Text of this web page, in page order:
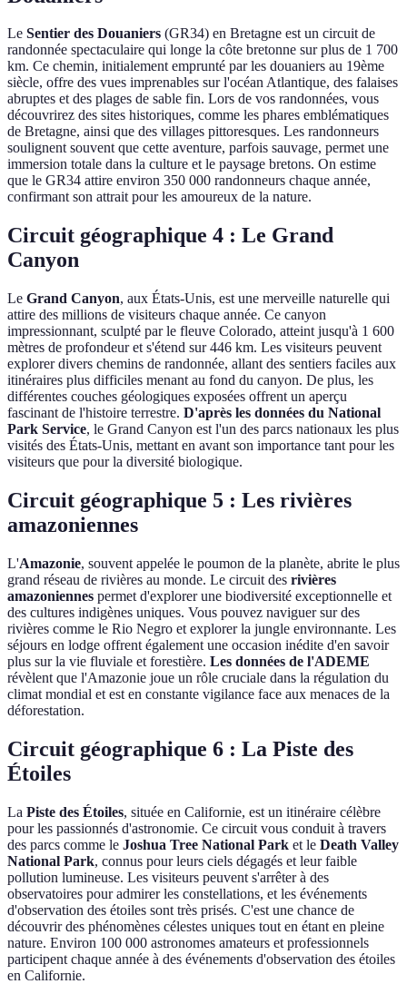
Le Sentier des Douaniers (GR34) en Bretagne est un circuit de
randonnée spectaculaire qui longe la côte bretonne sur plus de 1 700
km. Ce chemin, initialement emprunté par les douaniers au 19ème
siècle, offre des vues imprenables sur l'océan Atlantique, des falaises
abruptes et des plages de sable fin. Lors de vos randonnées, vous
découvrirez des sites historiques, comme les phares emblématiques
de Bretagne, ainsi que des villages pittoresques. Les randonneurs
soulignent souvent que cette aventure, parfois sauvage, permet une
immersion totale dans la culture et le paysage bretons. On estime
que le GR34 attire environ 350 000 randonneurs chaque année,
confirmant son attrait pour les amoureux de la nature.
Circuit géographique 4 : Le Grand
Canyon
Le Grand Canyon, aux États-Unis, est une merveille naturelle qui
attire des millions de visiteurs chaque année. Ce canyon
impressionnant, sculpté par le fleuve Colorado, atteint jusqu'à 1 600
mètres de profondeur et s'étend sur 446 km. Les visiteurs peuvent
explorer divers chemins de randonnée, allant des sentiers faciles aux
itinéraires plus difficiles menant au fond du canyon. De plus, les
différentes couches géologiques exposées offrent un aperçu
fascinant de l'histoire terrestre. D'après les données du National
Park Service, le Grand Canyon est l'un des parcs nationaux les plus
visités des États-Unis, mettant en avant son importance tant pour les
visiteurs que pour la diversité biologique.
Circuit géographique 5 : Les rivières
amazoniennes
L'Amazonie, souvent appelée le poumon de la planète, abrite le plus
grand réseau de rivières au monde. Le circuit des rivières
amazoniennes permet d'explorer une biodiversité exceptionnelle et
des cultures indigènes uniques. Vous pouvez naviguer sur des
rivières comme le Rio Negro et explorer la jungle environnante. Les
séjours en lodge offrent également une occasion inédite d'en savoir
plus sur la vie fluviale et forestière. Les données de l'ADEME
révèlent que l'Amazonie joue un rôle cruciale dans la régulation du
climat mondial et est en constante vigilance face aux menaces de la
déforestation.
Circuit géographique 6 : La Piste des
Étoiles
La Piste des Étoiles, située en Californie, est un itinéraire célèbre
pour les passionnés d'astronomie. Ce circuit vous conduit à travers
des parcs comme le Joshua Tree National Park et le Death Valley
National Park, connus pour leurs ciels dégagés et leur faible
pollution lumineuse. Les visiteurs peuvent s'arrêter à des
observatoires pour admirer les constellations, et les événements
d'observation des étoiles sont très prisés. C'est une chance de
découvrir des phénomènes célestes uniques tout en étant en pleine
nature. Environ 100 000 astronomes amateurs et professionnels
participent chaque année à des événements d'observation des étoiles
en Californie.